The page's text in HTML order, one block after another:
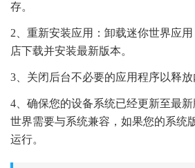
存。
2、重新安装应用：卸载迷你世界应
店下载并安装最新版本。
3、关闭后台不必要的应用程序以释放
4、确保您的设备系统已经更新至最
世界需要与系统兼容，如果您的系统
运行。